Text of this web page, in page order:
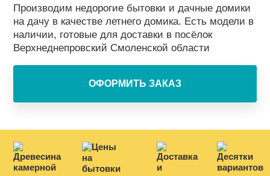
Производим недорогие бытовки и дачные домики
на дачу в качестве летнего домика. Есть модели в
наличии, готовые для доставки в посёлок
Верхнеднепровский Смоленской области